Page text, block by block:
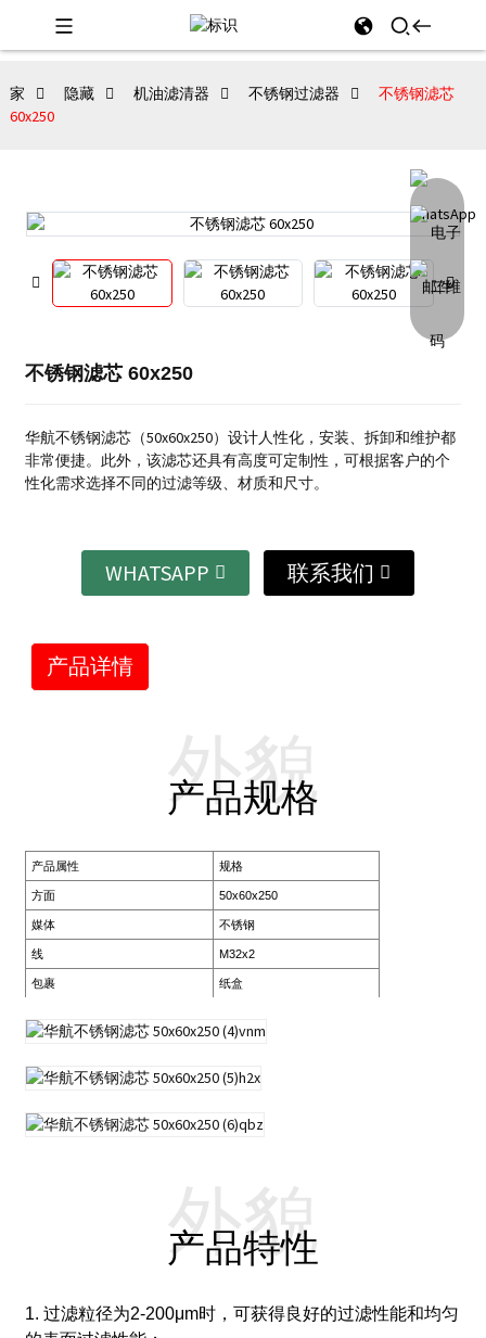
家 隐藏 机油滤清器 不锈钢过滤器
不锈钢滤芯
60x250
不锈钢滤芯 60x250
华航不锈钢滤芯（50x60x250）设计人性化，安装、拆卸和维护都
非常便捷。此外，该滤芯还具有高度可定制性，可根据客户的个
性化需求选择不同的过滤等级、材质和尺寸。
WHATSAPP 联系我们
产品详情
产品规格
外貌
产品属性 规格
方面 50x60x250
媒体 不锈钢
线 M32x2
包裹 纸盒
产品特性
外貌
1. 过滤粒径为2-200μm时，可获得良好的过滤性能和均匀